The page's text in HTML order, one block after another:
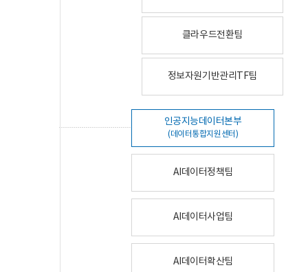
클라우드전환팀
정보자원기반관리TF팀
인공지능데이터본부
(데이터통합지원센터)
AI데이터정책팀
AI데이터사업팀
AI데이터확산팀